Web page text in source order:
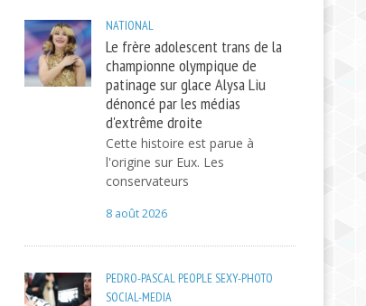
NATIONAL
Le frère adolescent trans de la
championne olympique de
patinage sur glace Alysa Liu
dénoncé par les médias
d'extrême droite
Cette histoire est parue à
l'origine sur Eux. Les
conservateurs
8 août 2026
PEDRO-PASCAL PEOPLESEXY-PHOTO
SOCIAL-MEDIA